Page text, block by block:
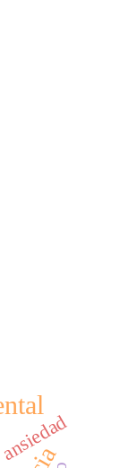
ansiedad